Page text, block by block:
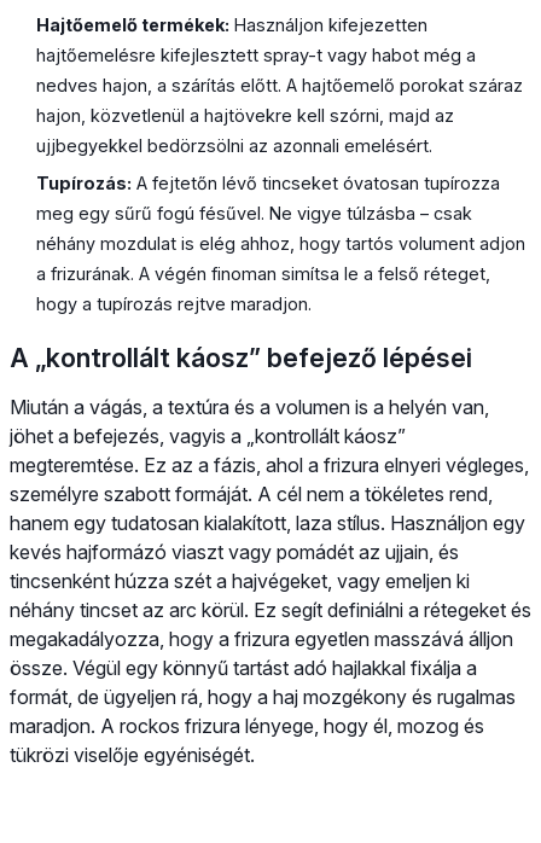
Hajtőemelő termékek: Használjon kifejezetten
hajtőemelésre kifejlesztett spray-t vagy habot még a
nedves hajon, a szárítás előtt. A hajtőemelő porokat száraz
hajon, közvetlenül a hajtövekre kell szórni, majd az
ujjbegyekkel bedörzsölni az azonnali emelésért.
Tupírozás: A fejtetőn lévő tincseket óvatosan tupírozza
meg egy sűrű fogú fésűvel. Ne vigye túlzásba – csak
néhány mozdulat is elég ahhoz, hogy tartós volument adjon
a frizurának. A végén finoman simítsa le a felső réteget,
hogy a tupírozás rejtve maradjon.
A „kontrollált káosz” befejező lépései
Miután a vágás, a textúra és a volumen is a helyén van,
jöhet a befejezés, vagyis a „kontrollált káosz”
megteremtése. Ez az a fázis, ahol a frizura elnyeri végleges,
személyre szabott formáját. A cél nem a tökéletes rend,
hanem egy tudatosan kialakított, laza stílus. Használjon egy
kevés hajformázó viaszt vagy pomádét az ujjain, és
tincsenként húzza szét a hajvégeket, vagy emeljen ki
néhány tincset az arc körül. Ez segít definiálni a rétegeket és
megakadályozza, hogy a frizura egyetlen masszává álljon
össze. Végül egy könnyű tartást adó hajlakkal fixálja a
formát, de ügyeljen rá, hogy a haj mozgékony és rugalmas
maradjon. A rockos frizura lényege, hogy él, mozog és
tükrözi viselője egyéniségét.